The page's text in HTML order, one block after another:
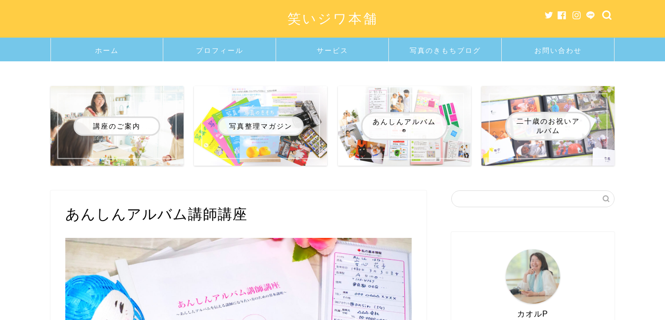
笑いジワ本舗
ホーム プロフィール サービス 写真のきもちブログ お問い合わせ
講座のご案内 写真整理マガジン
あんしんアルバム
®️
二十歳のお祝いア
ルバム
あんしんアルバム講師講座
カオルP